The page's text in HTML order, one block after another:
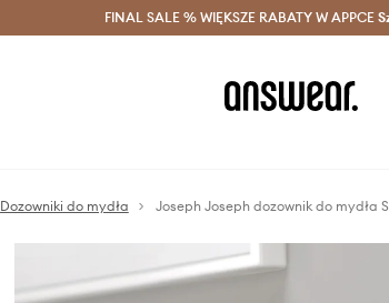
Oszczędzaj z Answear Club > Dostawa
FINAL SALE % WIĘKSZE RABATY W APPCE
Dozowniki do mydła Joseph Joseph dozownik do mydła